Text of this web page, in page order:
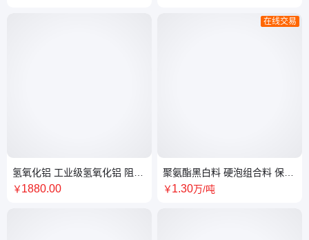
氢氧化铝 工业级氢氧化铝 阻燃
剂 填料剂
￥1880.00
在线交易
聚氨酯黑白料 硬泡组合料 保温
隔热材料 含量标准国标
￥1.30万/吨